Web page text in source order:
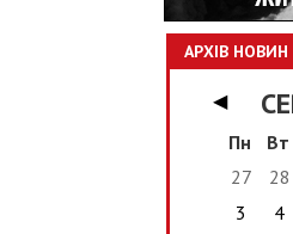
АРХІВ НОВИН
◀
Пн
Вт
27
28
3
4